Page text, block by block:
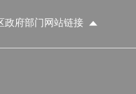
政府部门网站链接